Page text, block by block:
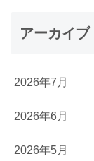
アーカイブ
2026年7月
2026年6月
2026年5月